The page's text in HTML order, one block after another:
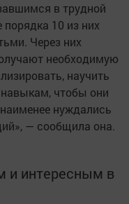
в трудной
10 из них
Через них
необходимую
научить
чтобы они
нуждались
— сообщила она.
и интересным в